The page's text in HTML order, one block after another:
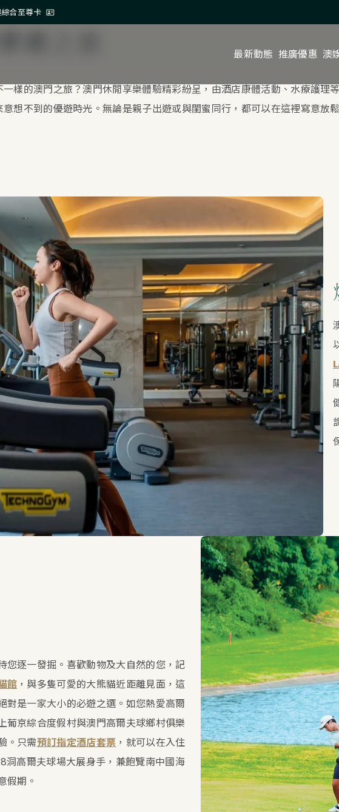
合至尊卡
最新動態 推廣優惠 澳
癒之旅
樣的澳門之旅？澳門休閒享樂體驗精彩紛呈，由酒店康體活動、水療護理
意想不到的優遊時光。無論是親子出遊或與閨蜜同行，都可以在這裡寫意放
您逐一發掘。喜歡動物及大自然的您，記
館 ，與多隻可愛的大熊貓近距離見面，這
對是一家大小的必遊之選。如您熱愛高爾
葡京綜合度假村與澳門高爾夫球鄉村俱樂
。只需預訂指定酒店套票 ，就可以在入住
洞高爾夫球場大展身手，兼飽覽南中國海
假期。